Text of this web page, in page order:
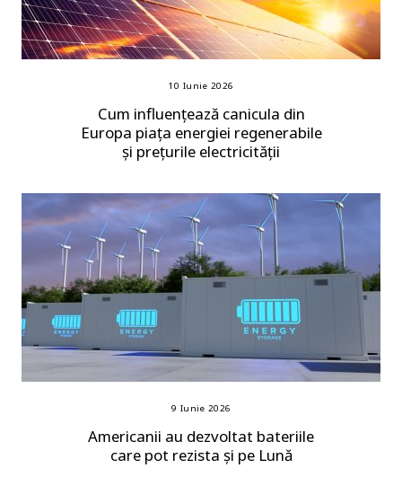
10 Iunie 2026
Cum influențează canicula din
Europa piața energiei regenerabile
și prețurile electricității
9 Iunie 2026
Americanii au dezvoltat bateriile
care pot rezista și pe Lună